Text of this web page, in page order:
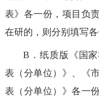
表》各一份，项目负
在研的，则分别填写各
B ．纸质版《国
表（分单位）》、《
表（分单位）》各一